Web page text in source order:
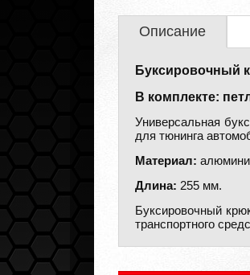
Описание
Буксировочный
В комплекте:
Универсальная
для тюнинга
Материал:
Длина: 255 мм.
Буксировочный
транспортного